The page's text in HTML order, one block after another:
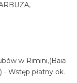
w Rimini,(Baia
Wstęp płatny ok.